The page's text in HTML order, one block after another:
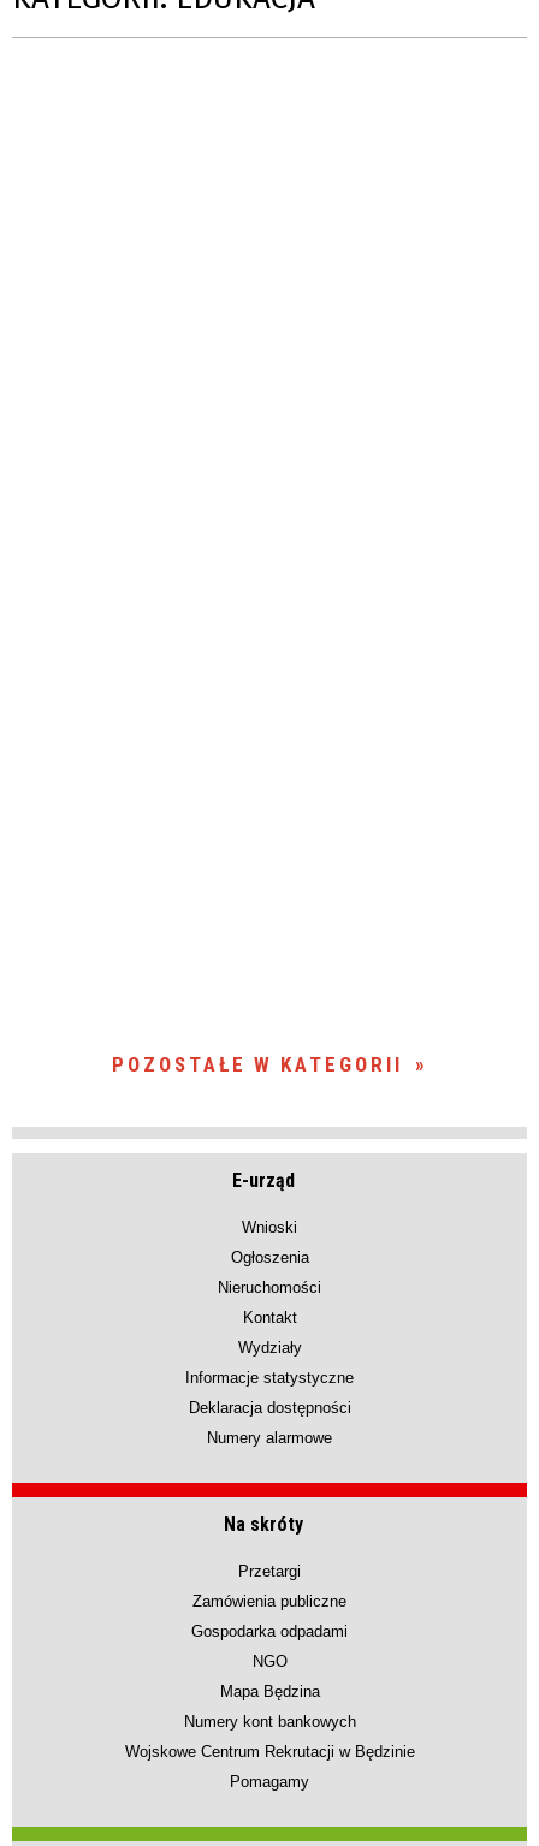
POZOSTAŁE W KATEGORII
E-urząd
Wnioski
Ogłoszenia
Nieruchomości
Kontakt
Wydziały
Informacje statystyczne
Deklaracja dostępności
Numery alarmowe
Na skróty
Przetargi
Zamówienia publiczne
Gospodarka odpadami
NGO
Mapa Będzina
Numery kont bankowych
Wojskowe Centrum Rekrutacji w Będzinie
Pomagamy